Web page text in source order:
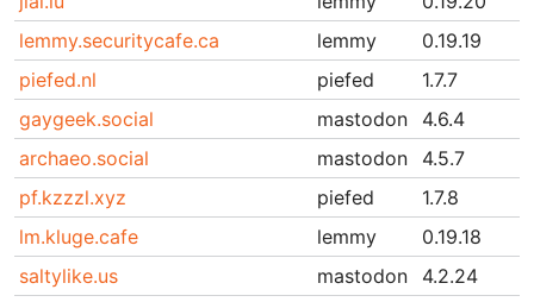
lemmy.securitycafe.ca
lemmy
0.19.19
piefed.nl
piefed
1.7.7
gaygeek.social
mastodon
4.6.4
archaeo.social
mastodon
4.5.7
pf.kzzzl.xyz
piefed
1.7.8
lm.kluge.cafe
lemmy
0.19.18
saltylike.us
mastodon
4.2.24